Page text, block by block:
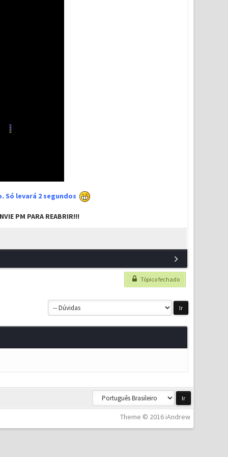
Só levará 2 segundos
PM PARA REABRIR!!!
Tópico fechado
Theme © 2016 iAndrew